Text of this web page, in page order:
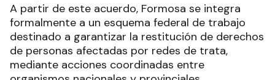
A partir de este acuerdo, Formosa se integra
formalmente a un esquema federal de trabajo
destinado a garantizar la restitución de derechos
de personas afectadas por redes de trata,
mediante acciones coordinadas entre